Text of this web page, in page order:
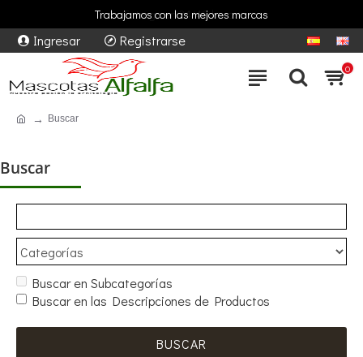
Trabajamos con las mejores marcas
Ingresar Registrarse
0
Buscar
Buscar
Buscar en Subcategorías
Buscar en las Descripciones de Productos
BUSCAR